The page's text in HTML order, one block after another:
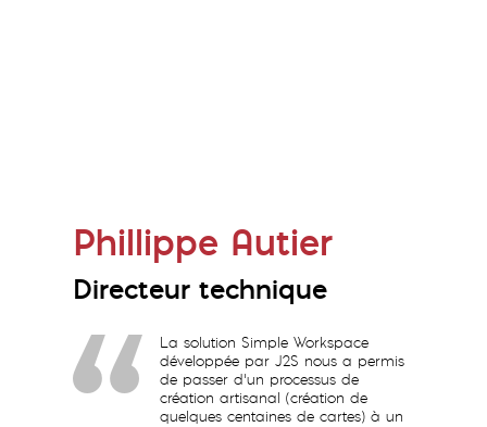
Phillippe Autier
Directeur technique
La solution Simple Workspace
développée par J2S nous a permis
de passer d’un processus de
création artisanal (création de
quelques centaines de cartes) à un